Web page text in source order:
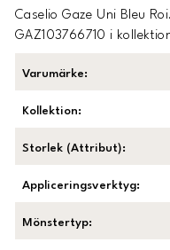
Caselio Gaze Uni Bleu
GAZ103766710 i
Varumärke:
Kollektion:
Storlek (Attribut):
Appliceringsverktyg:
Mönstertyp: